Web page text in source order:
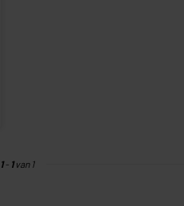
1- 1van 1